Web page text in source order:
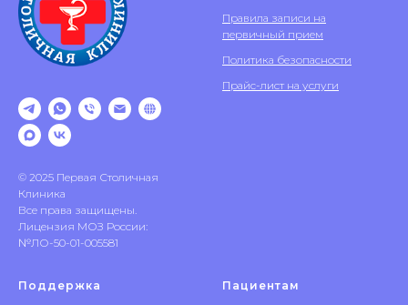
© 2025 Первая Столичная
Клиника
Все права защищены.
Лицензия МОЗ России:
№ЛО-50-01-005581
Правила записи на
первичный прием
Политика безопасности
Прайс-лист на услуги
Поддержка Пациентам